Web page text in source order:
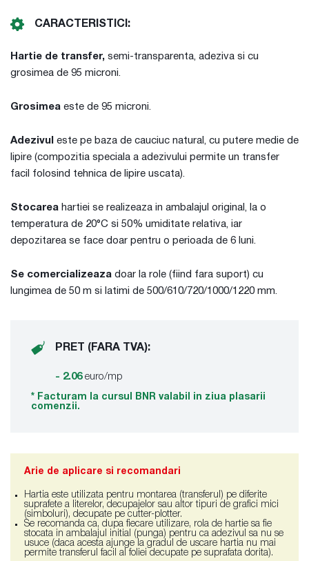
CARACTERISTICI:
Hartie de transfer, semi-transparenta, adeziva si cu
grosimea de 95 microni.
Grosimea este de 95 microni.
Adezivul este pe baza de cauciuc natural, cu putere medie de
lipire (compozitia speciala a adezivului permite un transfer
facil folosind tehnica de lipire uscata).
Stocarea hartiei se realizeaza in ambalajul original, la o
temperatura de 20°C si 50% umiditate relativa, iar
depozitarea se face doar pentru o perioada de 6 luni.
Se comercializeaza doar la role (fiind fara suport) cu
lungimea de 50 m si latimi de 500/610/720/1000/1220 mm.
PRET (FARA TVA):
- 2.06euro/mp
* Facturam la cursul BNR valabil in ziua plasarii
comenzii.
Arie de aplicare si recomandari
Hartia este utilizata pentru montarea (transferul) pe diferite
suprafete a literelor, decupajelor sau altor tipuri de grafici mici
(simboluri), decupate pe cutter-plotter.
Se recomanda ca, dupa fiecare utilizare, rola de hartie sa fie
stocata in ambalajul initial (punga) pentru ca adezivul sa nu se
usuce (daca acesta ajunge la gradul de uscare hartia nu mai
permite transferul facil al foliei decupate pe suprafata dorita).